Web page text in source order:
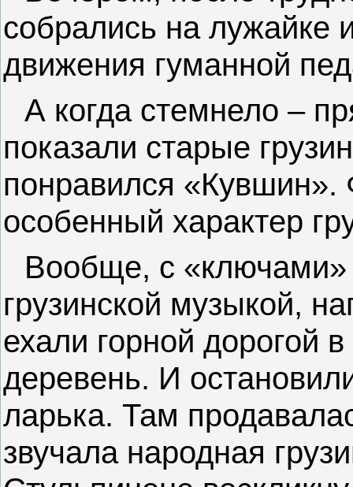
собрались на лужайке
движения гуманной
А когда стемнело –
показали старые
понравился «Кувшин».
особенный характер
Вообще, с «ключами»
грузинской музыкой,
ехали горной дорогой
деревень. И
ларька. Там
звучала народная